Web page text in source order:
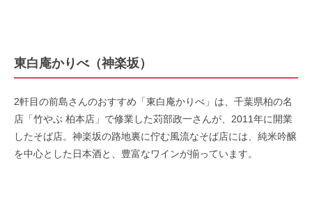
東白庵かりべ（神楽坂）
2軒目の前島さんのおすすめ「東白庵かりべ」は、千葉県柏の名
店「竹やぶ 柏本店」で修業した苅部政一さんが、2011年に開業
したそば店。神楽坂の路地裏に佇む風流なそば店には、純米吟醸
を中心とした日本酒と、豊富なワインが揃っています。